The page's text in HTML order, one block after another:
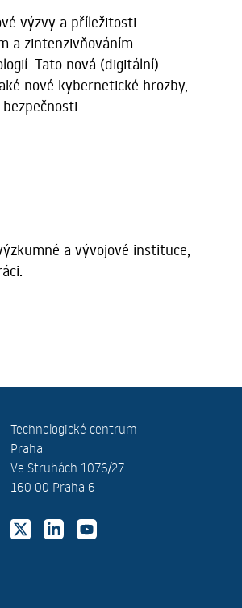
výzvy a příležitosti.
a zintenzivňováním
Tato nová (digitální)
nové kybernetické hrozby,
a vývojové instituce,
Technologické centrum
Praha
Ve Struhách 1076/27
160 00 Praha 6